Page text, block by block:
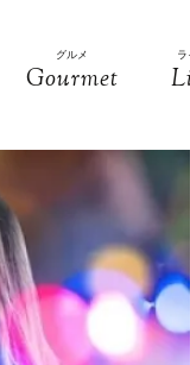
グルメ
Gourmet